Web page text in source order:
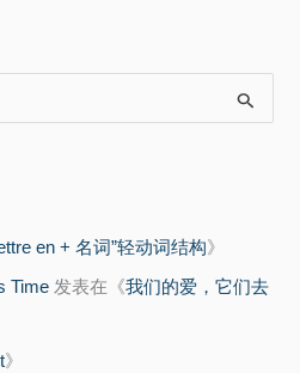
en + 名词”轻动词结构》
Time 发表在《我们的爱，它们去
》